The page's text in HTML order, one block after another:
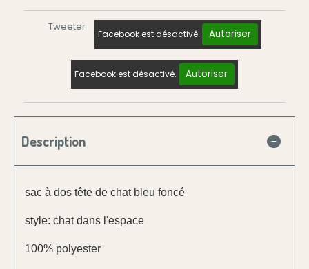
Tweeter
Facebook est désactivé. Autoriser
Facebook est désactivé. Autoriser
Description
sac à dos tête de chat bleu foncé
style: chat dans l'espace
100% polyester